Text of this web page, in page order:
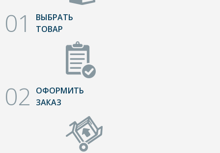
01
ВЫБРАТЬ
ТОВАР
02
ОФОРМИТЬ
ЗАКАЗ